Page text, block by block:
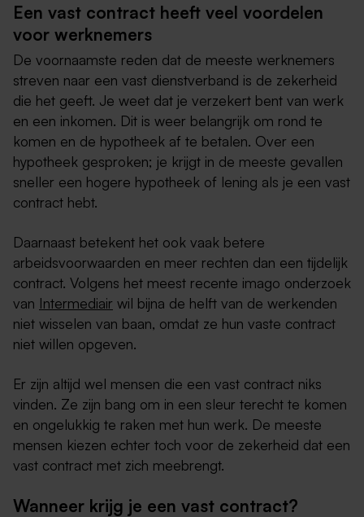
Een vast contract heeft veel voordelen
voor werknemers
De voornaamste reden dat de meeste werknemers
streven naar een vast dienstverband is de zekerheid
die het geeft. Je weet dat je verzekert bent van werk
en een inkomen. Dit is weer belangrijk om rond te
komen en de hypotheek af te betalen. Over een
hypotheek gesproken; je krijgt in de meeste gevallen
sneller een hogere hypotheek of lening als je een vast
contract hebt.
Daarnaast betekent het ook vaak betere
arbeidsvoorwaarden en meer rechten dan een tijdelijk
contract. Volgens het meest recente imago onderzoek
van Intermediair wil bijna de helft van de werkenden
niet wisselen van baan, omdat ze hun vaste contract
niet willen opgeven.
Er zijn altijd wel mensen die een vast contract niks
vinden. Ze zijn bang om in een sleur terecht te komen
en ongelukkig te raken met hun werk. De meeste
mensen kiezen echter toch voor de zekerheid dat een
vast contract met zich meebrengt.
Wanneer krijg je een vast contract?